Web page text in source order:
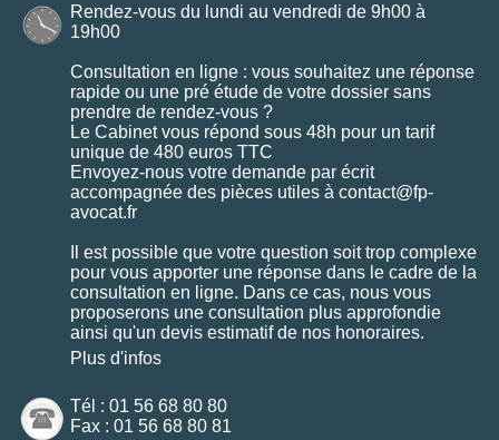
Rendez-vous du lundi au vendredi de 9h00 à
19h00
Consultation en ligne : vous souhaitez une réponse
rapide ou une pré étude de votre dossier sans
prendre de rendez-vous ?
Le Cabinet vous répond sous 48h pour un tarif
unique de 480 euros TTC
Envoyez-nous votre demande par écrit
accompagnée des pièces utiles à contact@fp-
avocat.fr
Il est possible que votre question soit trop complexe
pour vous apporter une réponse dans le cadre de la
consultation en ligne. Dans ce cas, nous vous
proposerons une consultation plus approfondie
ainsi qu'un devis estimatif de nos honoraires.
Plus d'infos
Tél : 01 56 68 80 80
Fax : 01 56 68 80 81